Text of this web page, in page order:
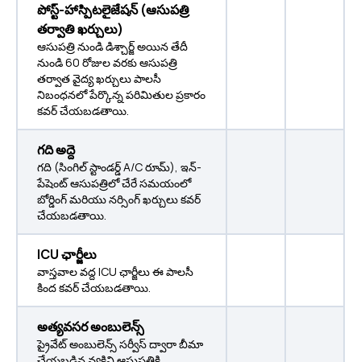
పోస్ట్-హాస్పిటలైజేషన్ (ఆసుపత్రి
తర్వాతి ఖర్చులు)
ఆసుపత్రి నుండి డిశ్చార్జ్ అయిన తేదీ
నుండి 60 రోజుల వరకు ఆసుపత్రి
తర్వాత వైద్య ఖర్చులు పాలసీ
నిబంధనలో పేర్కొన్న పరిమితుల ప్రకారం
కవర్ చేయబడతాయి.
గది అద్దె
గది (సింగిల్ స్టాండర్డ్ A/C రూమ్), ఇన్-
పేషెంట్ ఆసుపత్రిలో చేరే సమయంలో
బోర్డింగ్ మరియు నర్సింగ్ ఖర్చులు కవర్
చేయబడతాయి.
ICU ఛార్జీలు
వాస్తవాల వద్ద ICU ఛార్జీలు ఈ పాలసీ
కింద కవర్ చేయబడతాయి.
అత్యవసర అంబులెన్స్
ప్రైవేట్ అంబులెన్స్ సర్వీస్ ద్వారా బీమా